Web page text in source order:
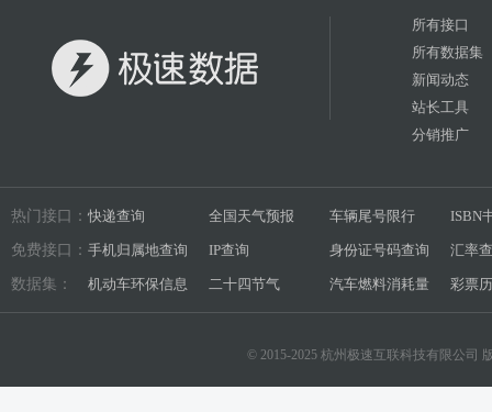
所有接口
所有数据集
新闻动态
站长工具
分销推广
热门接口： 快递查询 全国天气预报 车辆尾号限行 ISBN
免费接口： 手机归属地查询 IP查询 身份证号码查询 汇率
数据集： 机动车环保信息 二十四节气 汽车燃料消耗量 彩票
© 2015-2025 杭州极速互联科技有限公司